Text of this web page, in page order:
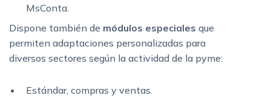
MsConta.
Dispone también de módulos especiales que
permiten adaptaciones personalizadas para
diversos sectores según la actividad de la pyme:
Estándar, compras y ventas.